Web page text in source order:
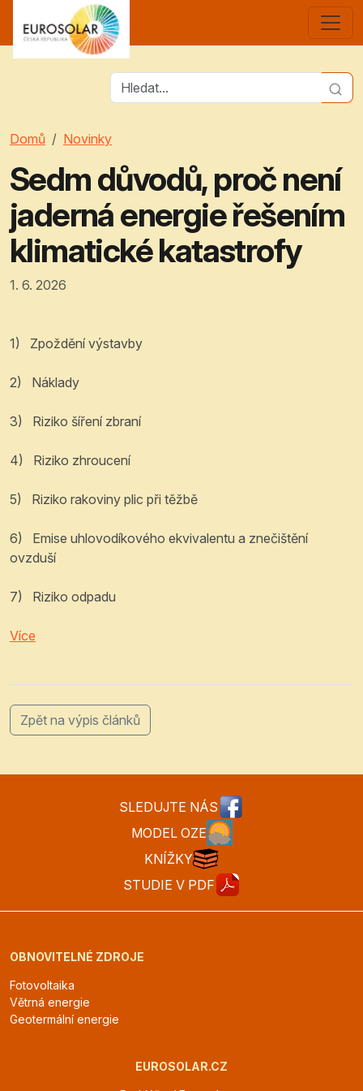
Domů Novinky
Sedm důvodů, proč není
jaderná energie řešením
klimatické katastrofy
1. 6. 2026
1) Zpoždění výstavby
2) Náklady
3) Riziko šíření zbraní
4) Riziko zhroucení
5) Riziko rakoviny plic při těžbě
6)
Emise uhlovodíkového ekvivalentu a znečištění
ovzduší
7) Riziko odpadu
Více
Zpět na výpis článků
SLEDUJTE NÁS
MODEL OZE
KNÍŽKY
STUDIE V PDF
OBNOVITELNÉ ZDROJE
Fotovoltaika
Větrná energie
Geotermální energie
EUROSOLAR.CZ